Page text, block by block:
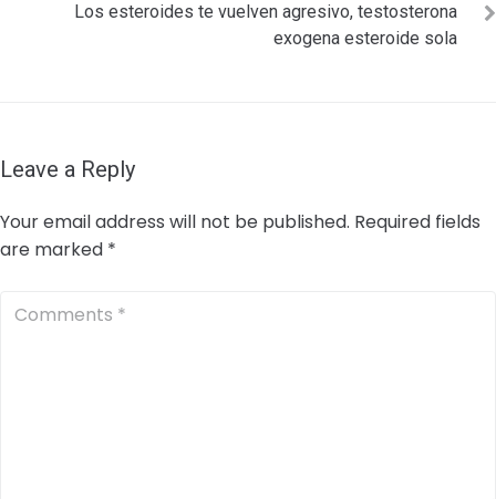
Los esteroides te vuelven agresivo, testosterona
exogena esteroide sola
Leave a Reply
Your email address will not be published. Required fields
are marked *